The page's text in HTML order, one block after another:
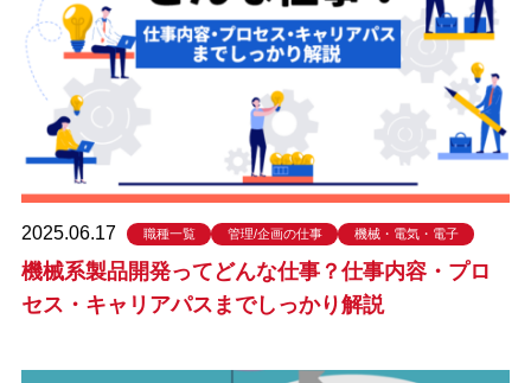
2025.06.17 職種一覧 管理/企画の仕事 機械・電気・電子
機械系製品開発ってどんな仕事？仕事内容・プロ
セス・キャリアパスまでしっかり解説